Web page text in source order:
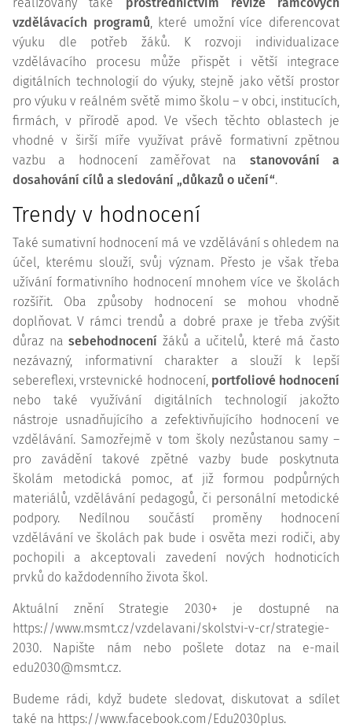
vzdělávacích programů, které umožní více diferencovat
výuku dle potřeb žáků. K rozvoji individualizace
vzdělávacího procesu může přispět i větší integrace
digitálních technologií do výuky, stejně jako větší prostor
pro výuku v reálném světě mimo školu – v obci, institucích,
firmách, v přírodě apod. Ve všech těchto oblastech je
vhodné v širší míře využívat právě formativní zpětnou
vazbu a hodnocení zaměřovat na stanovování a
dosahování cílů a sledování „důkazů o učení“.
Trendy v hodnocení
Také sumativní hodnocení má ve vzdělávání s ohledem na
účel, kterému slouží, svůj význam. Přesto je však třeba
užívání formativního hodnocení mnohem více ve školách
rozšířit. Oba způsoby hodnocení se mohou vhodně
doplňovat. V rámci trendů a dobré praxe je třeba zvýšit
důraz nasebehodnocení žáků a učitelů, které má často
nezávazný, informativní charakter a slouží k lepší
sebereflexi, vrstevnické hodnocení, portfoliové hodnocení
nebo také využívání digitálních technologií jakožto
nástroje usnadňujícího a zefektivňujícího hodnocení ve
vzdělávání. Samozřejmě v tom školy nezůstanou samy –
pro zavádění takové zpětné vazby bude poskytnuta
školám metodická pomoc, ať již formou podpůrných
materiálů, vzdělávání pedagogů, či personální metodické
podpory. Nedílnou součástí proměny hodnocení
vzdělávání ve školách pak bude i osvěta mezi rodiči, aby
pochopili a akceptovali zavedení nových hodnoticích
prvků do každodenního života škol.
Aktuální znění Strategie 2030+ je dostupné na
https://www.msmt.cz/vzdelavani/skolstvi-v-cr/strategie-
2030. Napište nám nebo pošlete dotaz na e-mail
edu2030@msmt.cz.
Budeme rádi, když budete sledovat, diskutovat a sdílet
také na https://www.facebook.com/Edu2030plus.